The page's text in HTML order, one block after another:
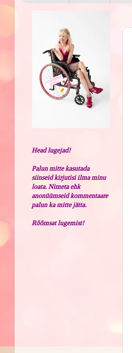
Head lugejad!
Palun mitte kasutada
siinseid kirjutisi ilma minu
loata. Nimeta ehk
anonüümseid kommentaare
palun ka mitte jätta.
Rõõmsat lugemist!